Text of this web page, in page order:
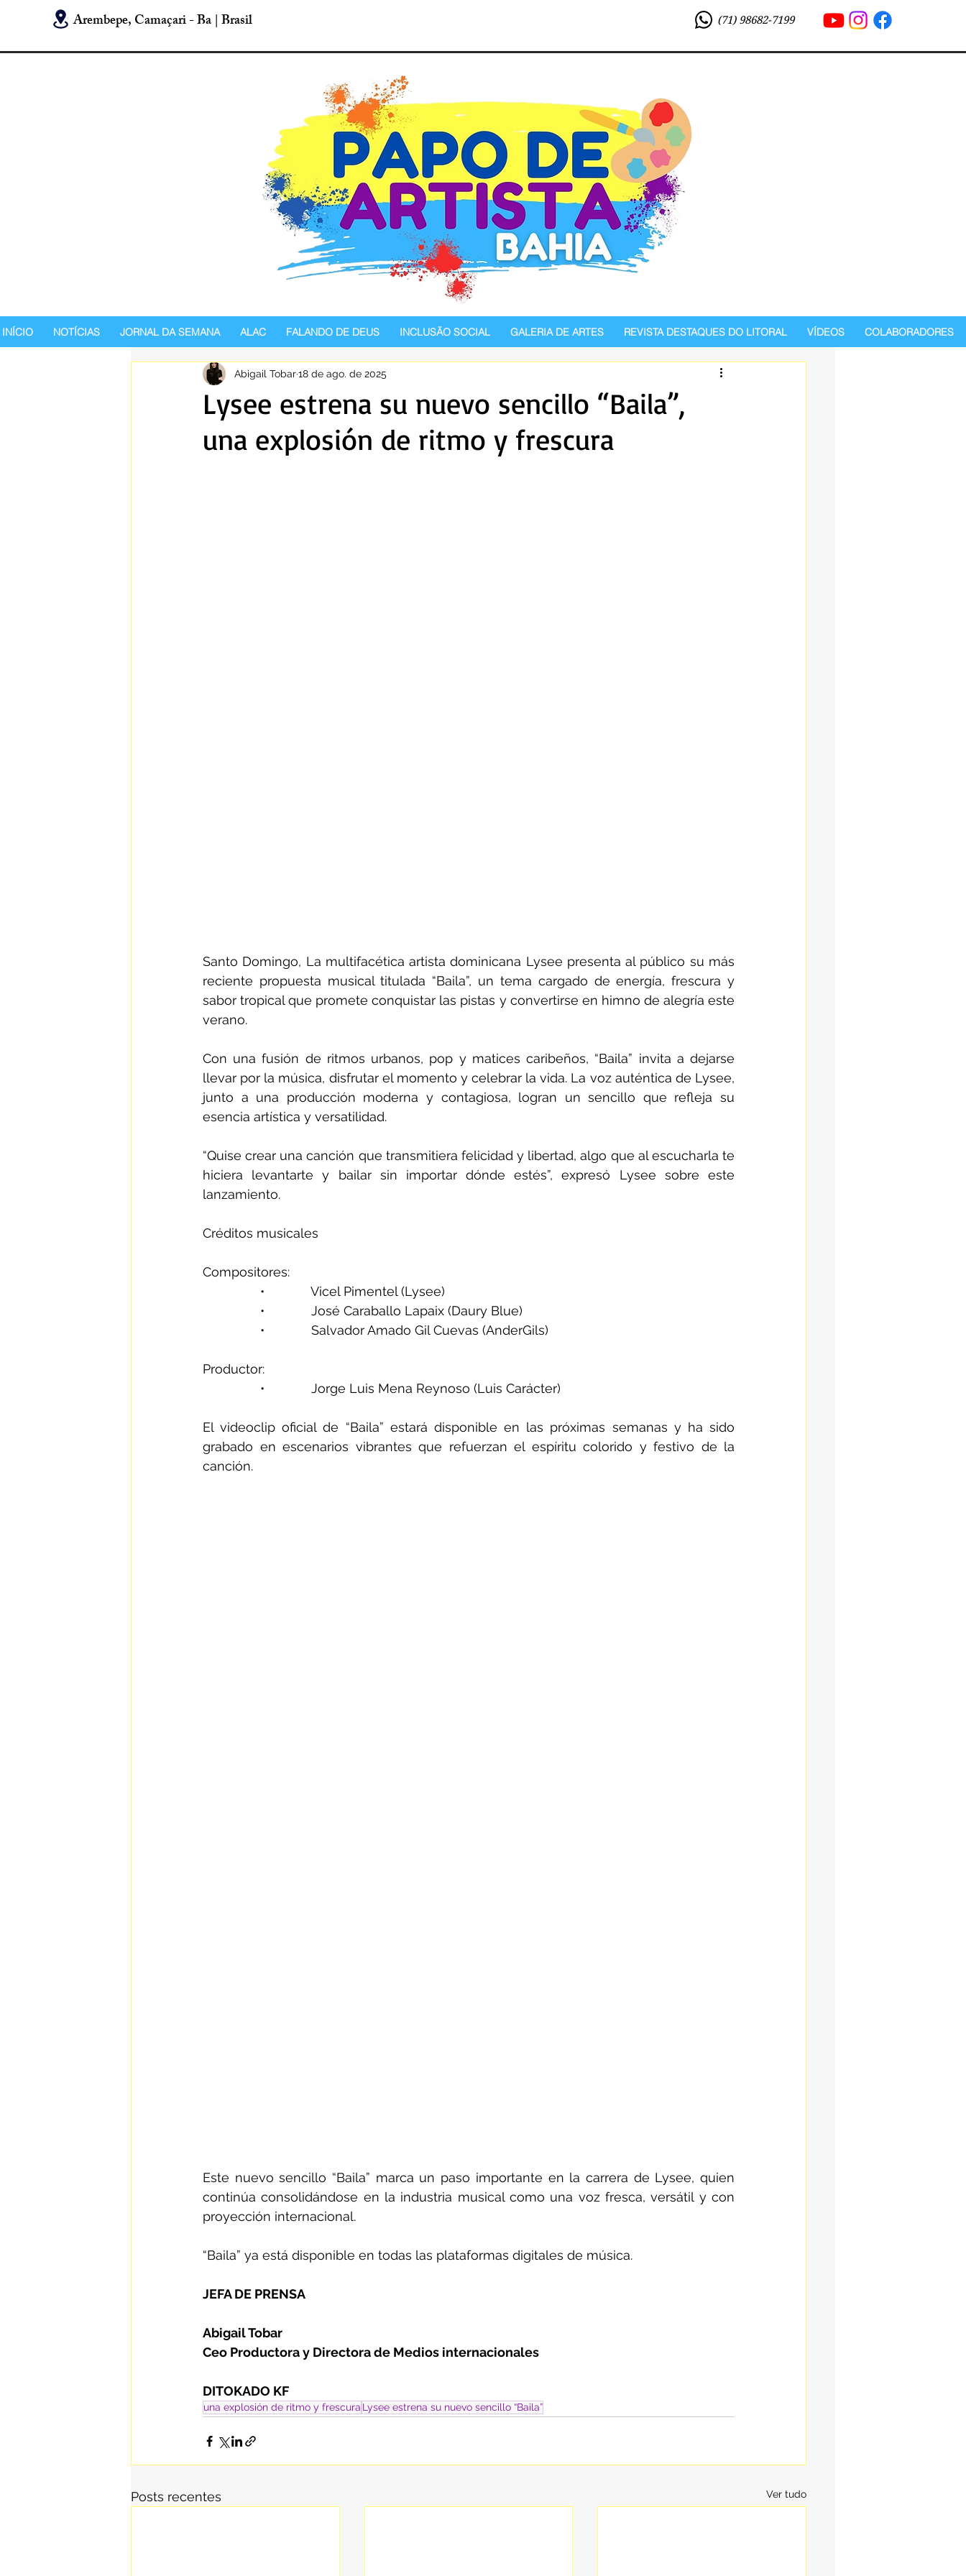
Arembepe, Camaçari - Ba | Brasil (71) 98682-7199
INÍCIO NOTÍCIAS JORNAL DA SEMANA ALAC FALANDO DE DEUS INCLUSÃO SOCIAL GALERIA DE ARTES REVISTA DESTAQUES DO LITORAL VÍDEOS COLABORADORES
Lysee estrena su nuevo sencillo “Baila”,
una explosión de ritmo y frescura
Abigail Tobar18 de ago. de 2025
Santo Domingo, La multifacética artista dominicana Lysee presenta al público su más
reciente propuesta musical titulada “Baila”, un tema cargado de energía, frescura y
sabor tropical que promete conquistar las pistas y convertirse en himno de alegría este
verano.
Con una fusión de ritmos urbanos, pop y matices caribeños, “Baila” invita a dejarse
llevar por la música, disfrutar el momento y celebrar la vida. La voz auténtica de Lysee,
junto a una producción moderna y contagiosa, logran un sencillo que refleja su
esencia artística y versatilidad.
“Quise crear una canción que transmitiera felicidad y libertad, algo que al escucharla te
hiciera levantarte y bailar sin importar dónde estés”, expresó Lysee sobre este
lanzamiento.
Créditos musicales
Compositores:
•             Vicel Pimentel (Lysee)
•             José Caraballo Lapaix (Daury Blue)
•             Salvador Amado Gil Cuevas (AnderGils)
Productor:
•             Jorge Luis Mena Reynoso (Luis Carácter)
El videoclip oficial de “Baila” estará disponible en las próximas semanas y ha sido
grabado en escenarios vibrantes que refuerzan el espíritu colorido y festivo de la
canción.
Este nuevo sencillo “Baila” marca un paso importante en la carrera de Lysee, quien
continúa consolidándose en la industria musical como una voz fresca, versátil y con
proyección internacional.
“Baila” ya está disponible en todas las plataformas digitales de música.
JEFA DE PRENSA
Abigail Tobar
Ceo Productora y Directora de Medios internacionales
DITOKADO KF
una explosión de ritmo y frescura Lysee estrena su nuevo sencillo “Baila”
Posts recentes Ver tudo